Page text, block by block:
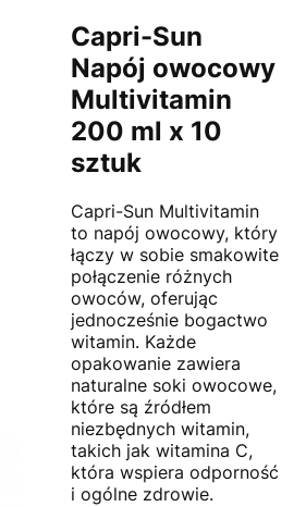
Capri-Sun
Napój owocowy
Multivitamin
200 ml x 10
sztuk
Capri-Sun Multivitamin
to napój owocowy, który
łączy w sobie smakowite
połączenie różnych
owoców, oferując
jednocześnie bogactwo
witamin. Każde
opakowanie zawiera
naturalne soki owocowe,
które są źródłem
niezbędnych witamin,
takich jak witamina C,
która wspiera odporność
i ogólne zdrowie.